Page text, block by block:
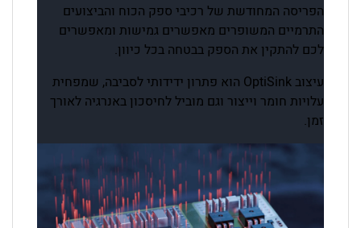
הפריסה המחודשת של רכיבי ספק הכוח והביצועים
התרמיים המשופרים מאפשרים גמישות ומאפשרים
לכם להתקין את הספק בבטחה בכל כיוון.
עיצוב OptiSink הוא פתרון ידידותי לסביבה, שמפחית
עלויות חומר וייצור וגם מוביל לחיסכון באנרגיה לאורך
זמן.